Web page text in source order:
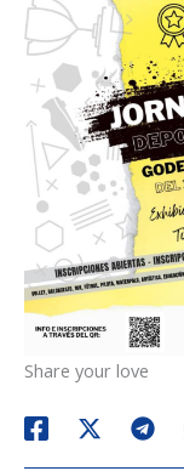
Share your love